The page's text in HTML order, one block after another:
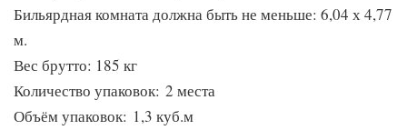
Бильярдная комната должна быть не меньше: 6,04 х 4,77
м.
Вес брутто: 185 кг
Количество упаковок: 2 места
Объём упаковок: 1,3 куб.м